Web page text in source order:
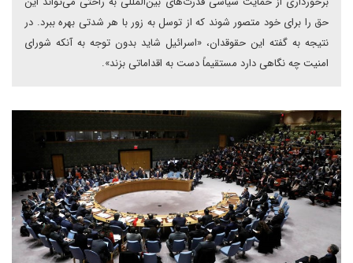
حق را برای خود متصور شوند که از توسل به زور با هر شدتی بهره ببرد. در
نتیجه به گفته این حقوقدان، «اسرائیل شاید بدون توجه به آنکه شورای
امنیت چه نگاهی دارد مستقیماً دست به اقداماتی بزند».